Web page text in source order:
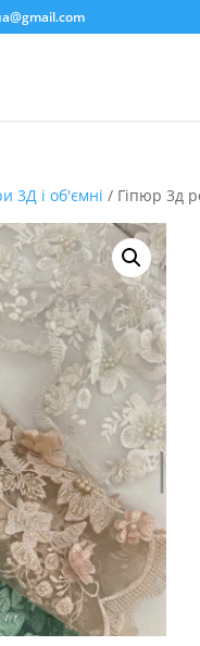
3Д і об'ємні / Гіпюр 3д